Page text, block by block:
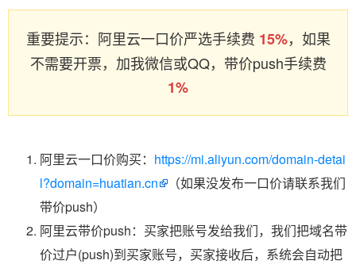
重要提示：阿里云一口价严选手续费 15%，如果
不需要开票，加我微信或QQ，带价push手续费
1%
阿里云一口价购买： https://mi.aliyun.com/domain-detai
l?domain=huatian.cn
（如果没发布一口价请联系我们
带价push）
阿里云带价push：买家把账号发给我们，我们把域名带
价过户(push)到买家账号，买家接收后，系统会自动把